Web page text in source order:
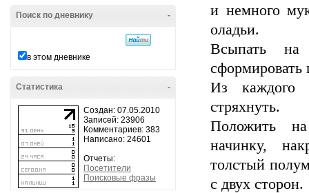
-
Поиск по дневнику
в этом дневнике
-
Статистика
Создан: 07.05.2010
Записей: 23906
Комментариев: 383
Написано: 24601
Отчеты:
Посетители
Поисковые фразы
и немного
оладьи.
Всыпать
Из каждого
стряхнуть.
Положить
начинку,
толстый
с двух сторон.